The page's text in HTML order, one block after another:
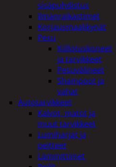
sisäpuhdistus
Ilmanraikastimet
Korjausmaalikynät
Pesu
Kiillotuskoneet
ja tarvikkeet
Pesuvälineet
Shampoot ja
vahat
Autotarvikkeet
Kalvot, matot ja
muut tarvikkeet
Lumiharjat ja
peitteet
Lämmittimet